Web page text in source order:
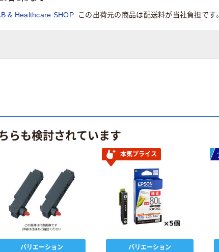
& Healthcare SHOP この出荷元の商品は配送料が当社負担です。
らも検討されています
バリエーション
本気プライス
バリエーション